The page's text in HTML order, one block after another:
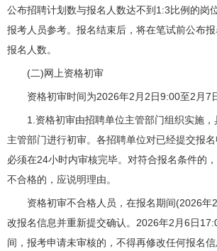
公布招聘计划数与报名人数达不到1:3比例的岗
报考人员参考。报名结束后，将在笔试前公布
报名人数。
(二)网上资格初审
资格初审时间为2026年2月2日9:00至2月7
1.资格初审由招聘单位主管部门组织实施，
主管部门进行初审。各招聘单位对已经提交报
必须在24小时内审核完毕。对符合报名条件的
不合格的，应说明理由。
资格初审不合格人员，在报名期间(2026年
改报名信息并重新提交确认。2026年2月6日
间，报考申请未审核的，不得再修改任何报名信